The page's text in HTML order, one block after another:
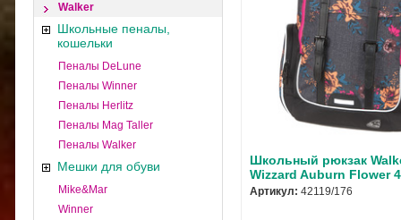
Walker
Школьные пеналы,
кошельки
Пеналы DeLune
Пеналы Winner
Пеналы Herlitz
Пеналы Mag Taller
Пеналы Walker
Мешки для обуви
Mike&Mar
Winner
Школьный рюкзак
Wizzard Auburn Flower
Артикул: 42119/176